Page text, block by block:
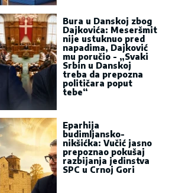
Bura u Danskoj zbog
Dajkovića: Meseršmit
nije ustuknuo pred
napadima, Dajković
mu poručio - „Svaki
Srbin u Danskoj
treba da prepozna
političara poput
tebe“
Eparhija
budimljansko-
nikšićka: Vučić jasno
prepoznao pokušaj
razbijanja jedinstva
SPC u Crnoj Gori